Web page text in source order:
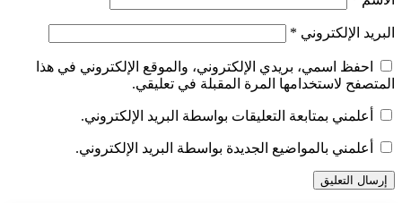
البريد الإلكتروني *
احفظ اسمي، بريدي الإلكتروني، والموقع الإلكتروني في هذا
المتصفح لاستخدامها المرة المقبلة في تعليقي.
أعلمني بمتابعة التعليقات بواسطة البريد الإلكتروني.
أعلمني بالمواضيع الجديدة بواسطة البريد الإلكتروني.